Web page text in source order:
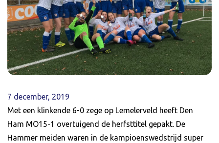
7 december, 2019
Met een klinkende 6-0 zege op Lemelerveld heeft Den
Ham MO15-1 overtuigend de herfsttitel gepakt. De
Hammer meiden waren in de kampioenswedstrijd super